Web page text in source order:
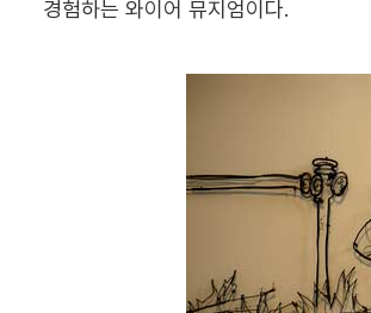
경험하는 와이어 뮤지엄이다.